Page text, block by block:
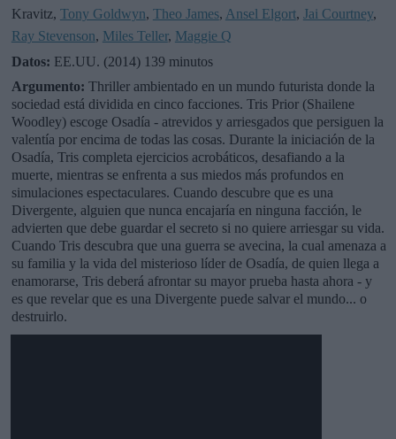
Kravitz, Tony Goldwyn, Theo James, Ansel Elgort, Jai Courtney,
Ray Stevenson, Miles Teller, Maggie Q
Datos: EE.UU. (2014) 139 minutos
Argumento: Thriller ambientado en un mundo futurista donde la
sociedad está dividida en cinco facciones. Tris Prior (Shailene
Woodley) escoge Osadía - atrevidos y arriesgados que persiguen la
valentía por encima de todas las cosas. Durante la iniciación de la
Osadía, Tris completa ejercicios acrobáticos, desafiando a la
muerte, mientras se enfrenta a sus miedos más profundos en
simulaciones espectaculares. Cuando descubre que es una
Divergente, alguien que nunca encajaría en ninguna facción, le
advierten que debe guardar el secreto si no quiere arriesgar su vida.
Cuando Tris descubra que una guerra se avecina, la cual amenaza a
su familia y la vida del misterioso líder de Osadía, de quien llega a
enamorarse, Tris deberá afrontar su mayor prueba hasta ahora - y
es que revelar que es una Divergente puede salvar el mundo... o
destruirlo.